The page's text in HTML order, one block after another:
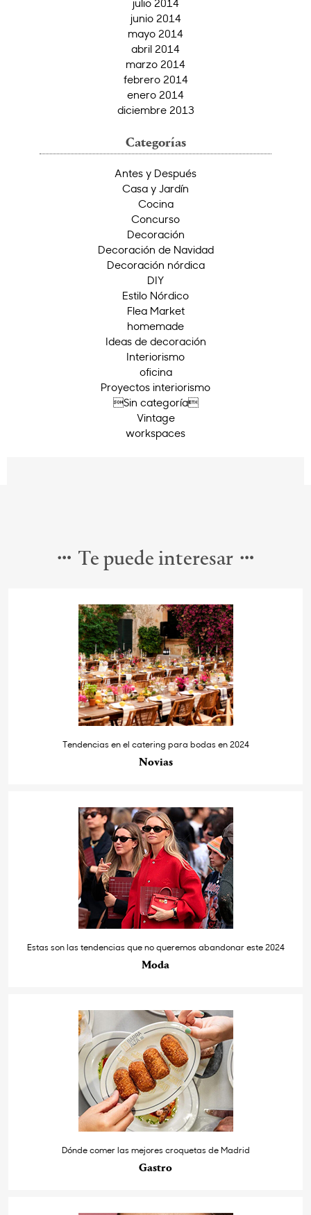
julio 2014
junio 2014
mayo 2014
abril 2014
marzo 2014
febrero 2014
enero 2014
diciembre 2013
Categorías
Antes y Después
Casa y Jardín
Cocina
Concurso
Decoración
Decoración de Navidad
Decoración nórdica
DIY
Estilo Nórdico
Flea Market
homemade
Ideas de decoración
Interiorismo
oficina
Proyectos interiorismo
Sin categoría
Vintage
workspaces
Te puede interesar
Tendencias en el catering para bodas en 2024
Novias
Estas son las tendencias que no queremos abandonar este 2024
Moda
Dónde comer las mejores croquetas de Madrid
Gastro